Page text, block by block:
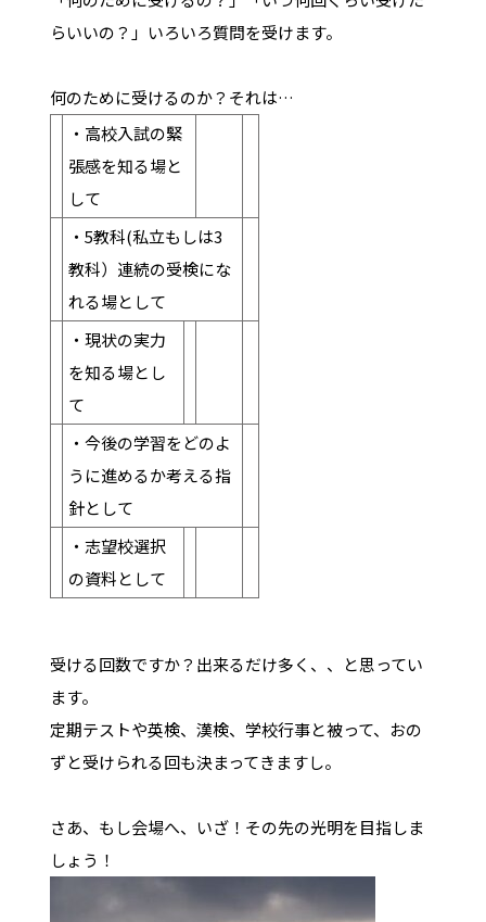
らいいの？」いろいろ質問を受けます。
何のために受けるのか？それは…
・高校入試の緊
張感を知る場と
して
・5教科(私立もしは3
教科）連続の受検にな
れる場として
・現状の実力
を知る場とし
て
・今後の学習をどのよ
うに進めるか考える指
針として
・志望校選択
の資料として
受ける回数ですか？出来るだけ多く、、と思ってい
ます。
定期テストや英検、漢検、学校行事と被って、おの
ずと受けられる回も決まってきますし。
さあ、もし会場へ、いざ！その先の光明を目指しま
しょう！